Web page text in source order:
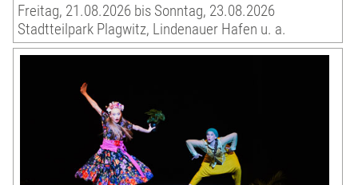
Freitag, 21.08.2026 bis Sonntag, 23.08.2026
Stadtteilpark Plagwitz, Lindenauer Hafen u. a.